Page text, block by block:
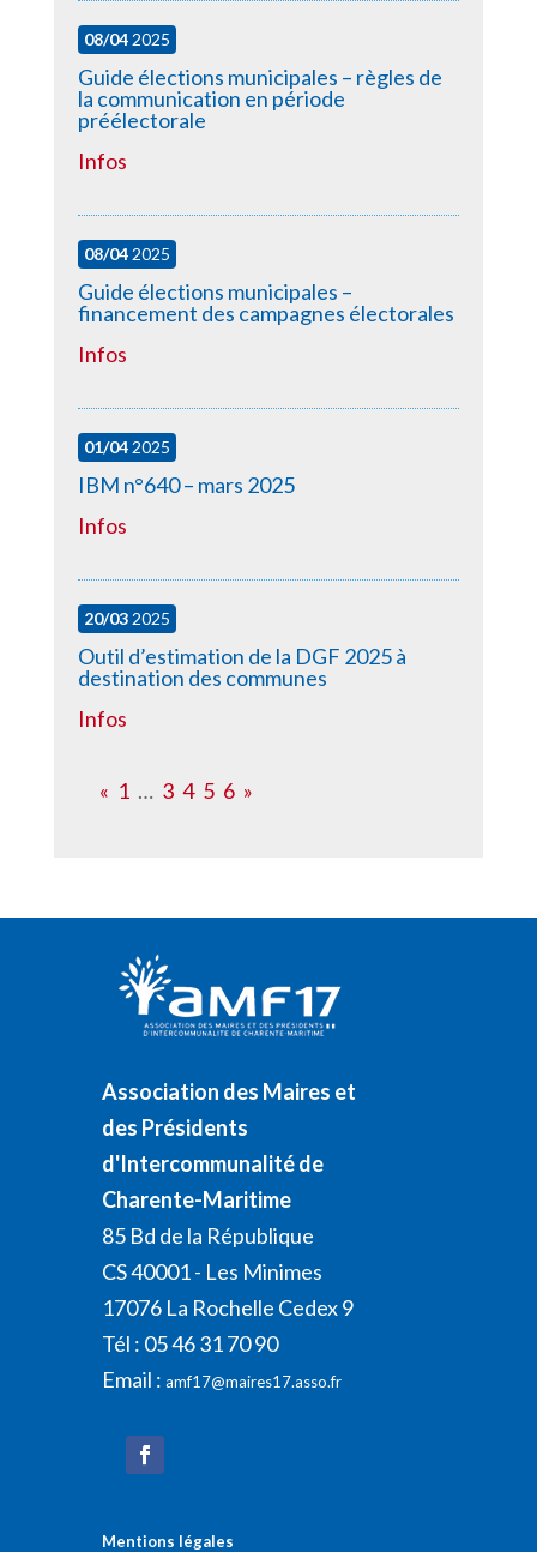
08/042025
Guide élections municipales – règles de
la communication en période
préélectorale
Infos
08/042025
Guide élections municipales –
financement des campagnes électorales
Infos
01/042025
IBM n°640 – mars 2025
Infos
20/032025
Outil d’estimation de la DGF 2025 à
destination des communes
Infos
« 1 … 3 4 5 6 »
Association des Maires et
des Présidents
d'Intercommunalité de
Charente-Maritime
85 Bd de la République
CS 40001 - Les Minimes
17076 La Rochelle Cedex 9
Tél : 05 46 31 70 90
Email : amf17@maires17.asso.fr
Mentions légales